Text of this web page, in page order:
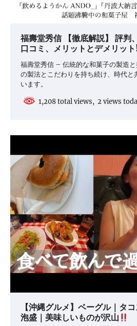
福壽堂秀信 【徹底解説】 評判
口コミ、メリットとデメリッ
福壽堂秀信 – 伝統的な和菓子の製造
の製法とこだわりを持ち続け、時代と
います。
1,208 total views, 2 views
【沖縄グルメ】ベーグル｜タ
泡盛｜美味しいものが沢山